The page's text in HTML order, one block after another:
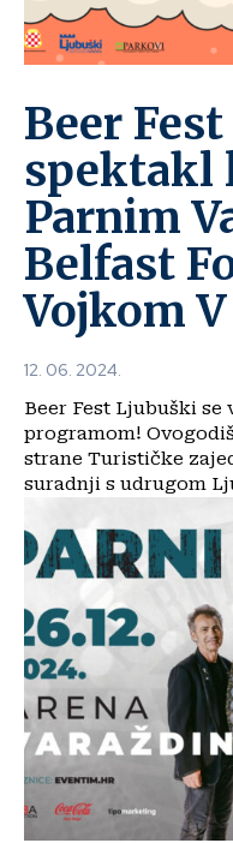
Beer
spektakl
Parnim
Belfast
Vojkom V
12. 06. 2024.
Beer Fest Ljubuški
programom!
strane Turističke
suradnji s udrugom